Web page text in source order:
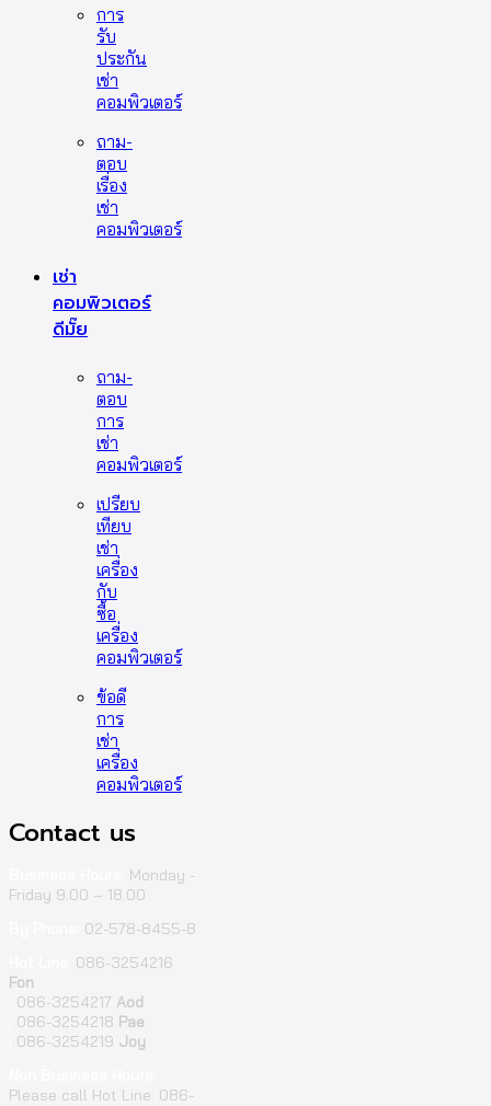
การ
รับ
ประกัน
เช่า
คอมพิวเตอร์
ถาม-
ตอบ
เรื่อง
เช่า
คอมพิวเตอร์
เช่า
คอมพิวเตอร์
ดีมั๊ย
ถาม-
ตอบ
การ
เช่า
คอมพิวเตอร์
เปรียบ
เทียบ
เช่า
เครื่อง
กับ
ซื้อ
เครื่อง
คอมพิวเตอร์
ข้อดี
การ
เช่า
เครื่อง
คอมพิวเตอร์
Contact us
Monday -
Friday 9.00 – 18.00
02-578-8455-8
086-3254216
Fon
086-3254217 Aod
086-3254218 Pae
086-3254219 Joy
Please call Hot Line: 086-